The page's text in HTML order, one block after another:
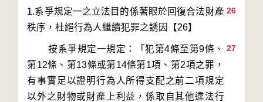
26
1.系爭規定一之立法目的係著眼於回復合法財產
27
        按系爭規定一規定：「犯第4條至第9條、
第12條、第13條或第14條第1項、第2項之罪，
有事實足以證明行為人所得支配之前二項規定
以外之財物或財產上利益，係取自其他違法行